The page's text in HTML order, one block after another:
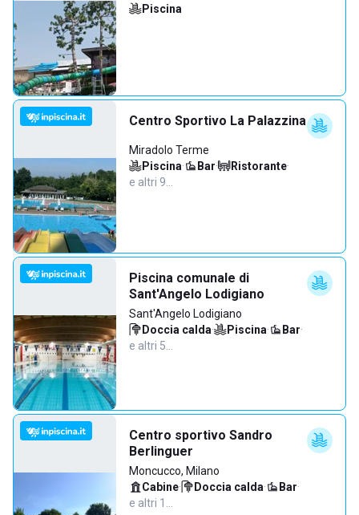
Piscina
Centro Sportivo La Palazzina
Miradolo Terme
Piscina· Bar· Ristorante·
e altri 9…
Piscina comunale di
Sant'Angelo Lodigiano
Sant'Angelo Lodigiano
Doccia calda· Piscina· Bar·
e altri 5…
Centro sportivo Sandro
Berlinguer
Moncucco, Milano
Cabine· Doccia calda· Bar·
e altri 1…